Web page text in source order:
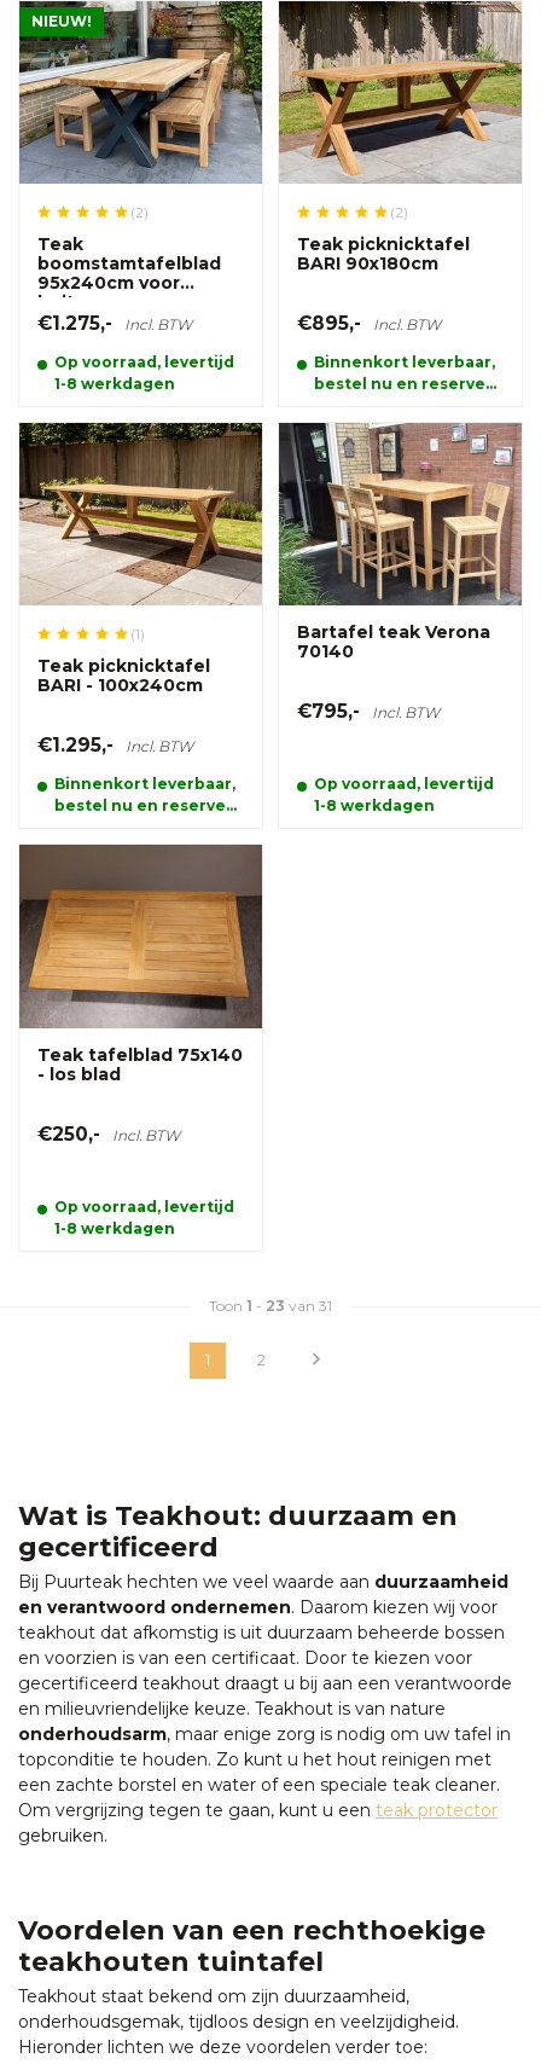
NIEUW!
(2)
Teak
boomstamtafelblad
95x240cm voor
buiten
€1.275,- Incl. BTW
Op voorraad, levertijd
1-8 werkdagen
(2)
Teak picknicktafel
BARI 90x180cm
€895,- Incl. BTW
Binnenkort leverbaar,
bestel nu en reserveer
(1)
Teak picknicktafel
BARI - 100x240cm
€1.295,- Incl. BTW
Binnenkort leverbaar,
bestel nu en reserveer
Bartafel teak Verona
70140
€795,- Incl. BTW
Op voorraad, levertijd
1-8 werkdagen
Teak tafelblad 75x140
- los blad
€250,- Incl. BTW
Op voorraad, levertijd
1-8 werkdagen
Toon 1 - 23 van 31
1 2
Wat is Teakhout: duurzaam en
gecertificeerd
Bij Puurteak hechten we veel waarde aan duurzaamheid
en verantwoord ondernemen. Daarom kiezen wij voor
teakhout dat afkomstig is uit duurzaam beheerde bossen
en voorzien is van een certificaat. Door te kiezen voor
gecertificeerd teakhout draagt u bij aan een verantwoorde
en milieuvriendelijke keuze. Teakhout is van nature
onderhoudsarm, maar enige zorg is nodig om uw tafel in
topconditie te houden. Zo kunt u het hout reinigen met
een zachte borstel en water of een speciale teak cleaner.
Om vergrijzing tegen te gaan, kunt u een teak protector
gebruiken.
Voordelen van een rechthoekige
teakhouten tuintafel
Teakhout staat bekend om zijn duurzaamheid,
onderhoudsgemak, tijdloos design en veelzijdigheid.
Hieronder lichten we deze voordelen verder toe: